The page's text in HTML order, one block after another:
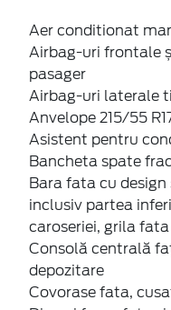
Airbag-uri frontale
pasager
Airbag-uri laterale
Anvelope 215/55
Asistent pentru
Bancheta spate
Bara fata cu design
inclusiv partea
caroseriei, grila
Consolă centrală
depozitare
Covorase fata,
Discuri frana fata si